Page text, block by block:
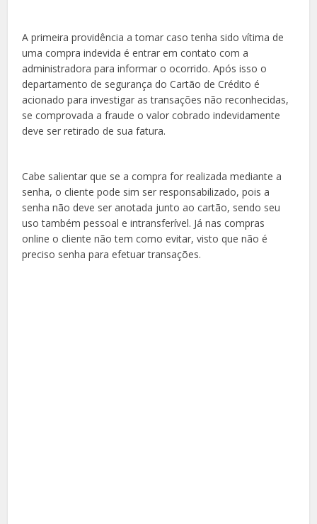
A primeira providência a tomar caso tenha sido vítima de
uma compra indevida é entrar em contato com a
administradora para informar o ocorrido. Após isso o
departamento de segurança do Cartão de Crédito é
acionado para investigar as transações não reconhecidas,
se comprovada a fraude o valor cobrado indevidamente
deve ser retirado de sua fatura.
Cabe salientar que se a compra for realizada mediante a
senha, o cliente pode sim ser responsabilizado, pois a
senha não deve ser anotada junto ao cartão, sendo seu
uso também pessoal e intransferível. Já nas compras
online o cliente não tem como evitar, visto que não é
preciso senha para efetuar transações.